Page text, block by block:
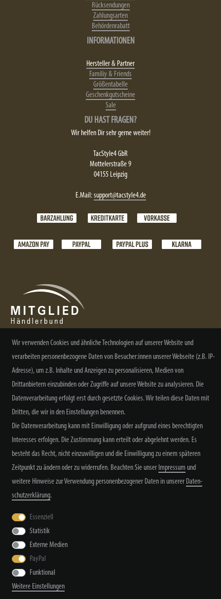
Rücksendungen
Zahlungsarten
Behördenrabatt
INFORMATIONEN
Hersteller & Partner
Familiy & Friends
Größentabelle
Geschenkgutscheine
Sale
DU HAST FRAGEN?
Wir helfen Dir sehr gerne weiter!
TacStyle4 GbR
Mottelerstraße 9
04155 Leipzig
E.Mail:support@tacstyle4.de
NEWSLETTER ABONNIEREN
Widerrufs­recht
© Copyright by TacStyle4 GbR 2026 | Alle Rechte vorbehalten.
Wir verwenden Cookies und ähnliche Technologien auf unserer Website und
verarbeiten personenbezogene Daten von Besucher:innen unserer Webseite (z.B. IP-
Adresse), um z.B. Inhalte und Anzeigen zu personalisieren, Medien von
Drittanbietern einzubinden oder Zugriffe auf unsere Website zu analysieren. Die
Datenverarbeitung erfolgt erst durch gesetzte Cookies. Wir teilen diese Daten mit
Dritten, die wir in den Einstellungen benennen.
Die Datenverarbeitung kann mit Einwilligung oder aufgrund eines berechtigten
Interesses erfolgen. Die Zustimmung kann erteilt oder abgelehnt werden. Es
besteht das Recht, nicht einzuwilligen und die Einwilligung zu einem späteren
Zeitpunkt zu ändern oder zu widerrufen. Beachten Sie unser Impressum und
weitere Hinweise zur Verwendung personenbezogener Daten in unserer Daten­
schutz­erklärung.
Essenziell
Statistik
Externe Medien
PayPal
Funktional
Weitere Einstellungen